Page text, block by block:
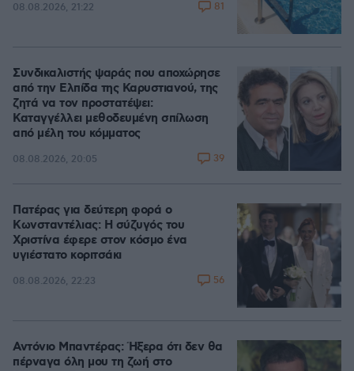
08.08.2026, 21:22 81
Συνδικαλιστής ψαράς που αποχώρησε
από την Ελπίδα της Καρυστιανού, της
ζητά να τον προστατέψει:
Καταγγέλλει μεθοδευμένη σπίλωση
από μέλη του κόμματος
08.08.2026, 20:05 39
Πατέρας για δεύτερη φορά ο
Κωνσταντέλιας: Η σύζυγός του
Χριστίνα έφερε στον κόσμο ένα
υγιέστατο κοριτσάκι
08.08.2026, 22:23 56
Αντόνιο Μπαντέρας: Ήξερα ότι δεν θα
πέρναγα όλη μου τη ζωή στο